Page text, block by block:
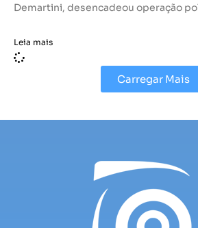
Demartini, desencadeou operação
Leia mais
Carregar Mais